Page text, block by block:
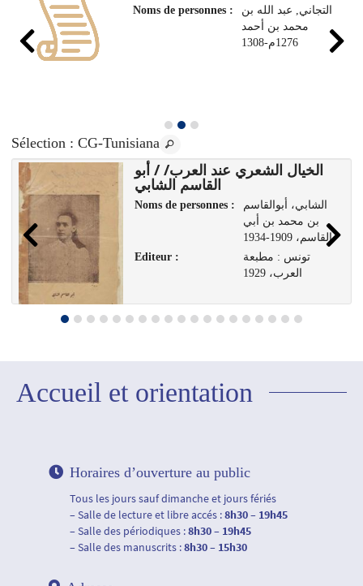
Noms de personnes :
التجاني, عبد الله بن
محمد بن أحمد
1276م-1308
Sélection : CG-Tunisiana
الخيال الشعري عند العرب/ / أبو
القاسم الشابي
Noms de personnes :
الشابي، أبوالقاسم
بن محمد بن أبي
القاسم، 1909-1934
Editeur :
تونس : مطبعة
العرب، 1929
Accueil et orientation
Horaires d’ouverture au public
Tous les jours sauf dimanche et jours fériés
– Salle de lecture et libre accés :8h30 – 19h45
– Salle des périodiques :8h30 – 19h45
– Salle des manuscrits :8h30 – 15h30